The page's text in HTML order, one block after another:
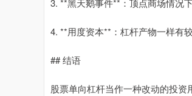
3. **黑天鹅事件**：顶点商场情况
4. **用度资本**：杠杆产物一样有
## 结语
股票单向杠杆当作一种改动的投